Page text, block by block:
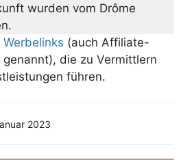
wurden vom Drôme
Werbelinks (auch Affiliate-
die zu Vermittlern
führen.
2023